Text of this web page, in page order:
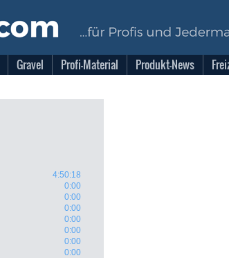
Gravel Profi-Material Produkt-News
4:50:18
0:00
0:00
0:00
0:00
0:00
0:00
0:00